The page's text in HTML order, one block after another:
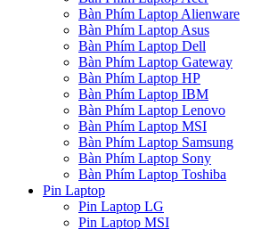
Bàn Phím Laptop Alienware
Bàn Phím Laptop Asus
Bàn Phím Laptop Dell
Bàn Phím Laptop Gateway
Bàn Phím Laptop HP
Bàn Phím Laptop IBM
Bàn Phím Laptop Lenovo
Bàn Phím Laptop MSI
Bàn Phím Laptop Samsung
Bàn Phím Laptop Sony
Bàn Phím Laptop Toshiba
Pin Laptop
Pin Laptop LG
Pin Laptop MSI